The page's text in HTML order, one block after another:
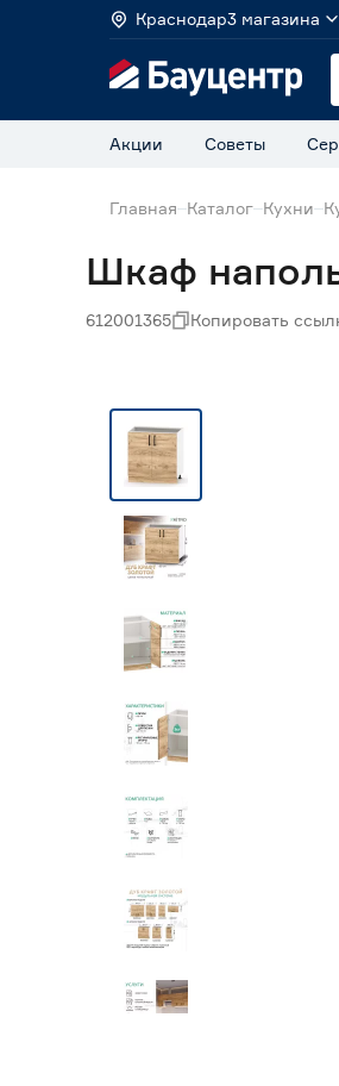
Краснодар3 магазина
Акции Советы
Главная Каталог Кухни
Шкаф
612001365 Копировать